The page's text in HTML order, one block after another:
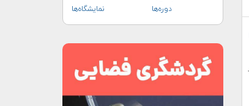
دوره‌ها
نمایشگاه‌ها